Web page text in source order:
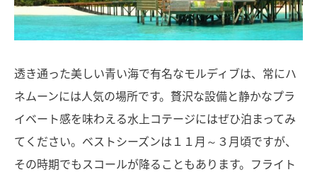
透き通った美しい青い海で有名なモルディブは、常にハ
ネムーンには人気の場所です。贅沢な設備と静かなプラ
イベート感を味わえる水上コテージにはぜひ泊まってみ
てください。ベストシーズンは１１月～３月頃ですが、
その時期でもスコールが降ることもあります。フライト